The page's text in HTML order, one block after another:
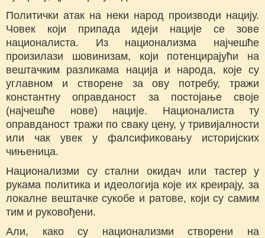
Политички атак на неки народ производи нацију.
Човек који припада идеји нације се зове
националиста. Из национализма најчешће
произилази шовинизам, који потенцирајући на
вештачким разликама нација и народа, које су
углавном и створене за ову потребу, тражи
константну оправданост за постојање своје
(најчешће нове) нације. Националиста ту
оправданост тражи по сваку цену, у тривијалности
или чак увек у фалсификовању историјских
чињеница.
Национализми су стални окидач или тастер у
рукама политика и идеологија које их креирају, за
локалне вештачке сукобе и ратове, који су самим
тим и руковођени.
Али, како су национализми створени на